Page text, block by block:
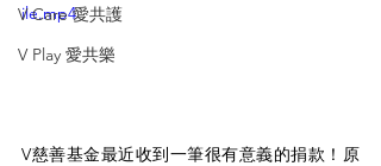
V Care 愛共護
V Play 愛共樂
ile.mp4
V慈善基金最近收到一筆很有意義的捐款！原